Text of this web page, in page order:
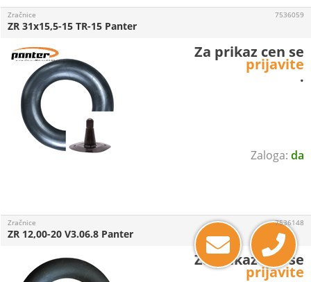
da
Zračnice
ZR 31x15,5-15 TR-15 Panter
7536059
Za prikaz cen se
prijavite
.
Zračnice
ZR 12,00-20 V3.06.8 Panter
7536148
Za prikaz cen se
prijavite